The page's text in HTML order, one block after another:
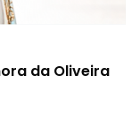
da Oliveira